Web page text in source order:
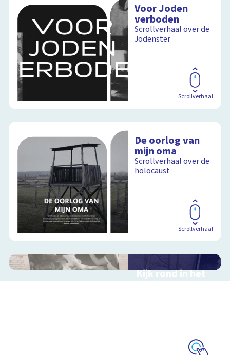
Voor Joden
verboden
Scrollverhaal over de
Jodenster
Scrollverhaal
De oorlog van
mijn oma
Scrollverhaal over de
holocaust
Scrollverhaal
Kijk rond in het
Nationaal